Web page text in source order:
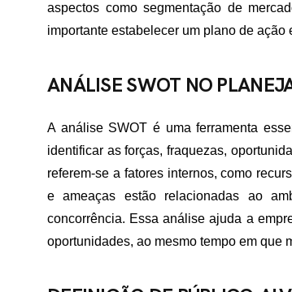
aspectos como segmentação de
importante estabelecer um plano de
ANÁLISE SWOT NO
A análise SWOT é uma ferramenta
identificar as forças, fraquezas,
referem-se a fatores internos, como
e ameaças estão relacionadas ao
concorrência. Essa análise ajuda a
oportunidades, ao mesmo tempo em que